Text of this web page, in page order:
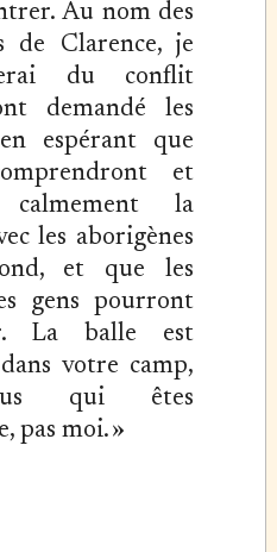
Au nom des
de Clarence, je
du conflit
demandé les
espérant que
et
calmement la
les aborigènes
et que les
gens pourront
La balle est
votre camp,
qui êtes
pas moi. »